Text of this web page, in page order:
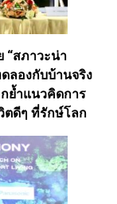
“สภาวะน่า
ลองกับบ้านจริง
ย้ำแนวคิดการ
ตดีๆ ที่รักษ์โลก